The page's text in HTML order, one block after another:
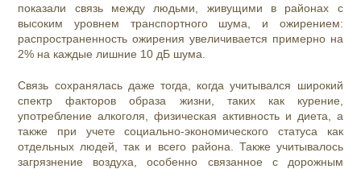
показали связь между людьми, живущими в районах с
высоким уровнем транспортного шума, и ожирением:
распространенность ожирения увеличивается примерно на
2% на каждые лишние 10 дБ шума.
Связь сохранялась даже тогда, когда учитывался широкий
спектр факторов образа жизни, таких как курение,
употребление алкоголя, физическая активность и диета, а
также при учете социально-экономического статуса как
отдельных людей, так и всего района. Также учитывалось
загрязнение воздуха, особенно связанное с дорожным